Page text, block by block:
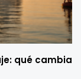
qué cambia